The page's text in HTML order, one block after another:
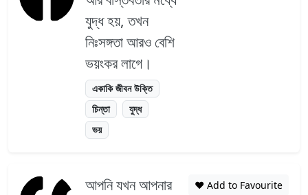
যুদ্ধ হয়, তখন
নিঃসঙ্গতা আরও বেশি
ভয়ংকর লাগে।
একাকি জীবন উক্তি
চিন্তা
যুদ্ধ
ভয়
আপনি যখন আপনার
❤️ Add to Favourite